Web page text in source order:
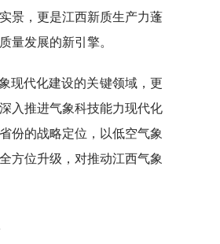
景，更是江西新质生产力蓬
发展的新引擎。
现代化建设的关键领域，更
入推进气象科技能力现代化
份的战略定位，以低空气象
方位升级，对推动江西气象